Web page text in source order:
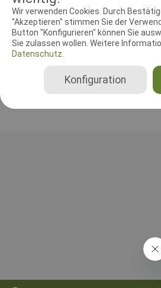
Wir verwenden Cookies. Durch
"Akzeptieren" stimmen Sie der
Button "Konfigurieren" können Sie
Sie zulassen wollen. Weitere
Datenschutz.
Konfiguration
RICHTER UND HELFER
Bisher wurden noch keine Richter oder